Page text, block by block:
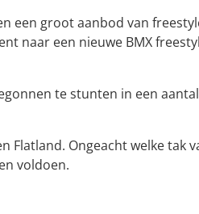
een groot aanbod van
naar een nieuwe BMX
te stunten in een
Flatland. Ongeacht welke tak
voldoen.